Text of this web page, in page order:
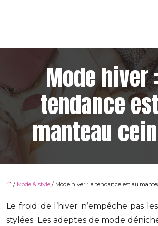
Mode hiver
tendance
manteau
/ Mode & style / Mode hiver : la tendance est au
Le froid de l’hiver n’empêche pas
stylées. Les adeptes de mode